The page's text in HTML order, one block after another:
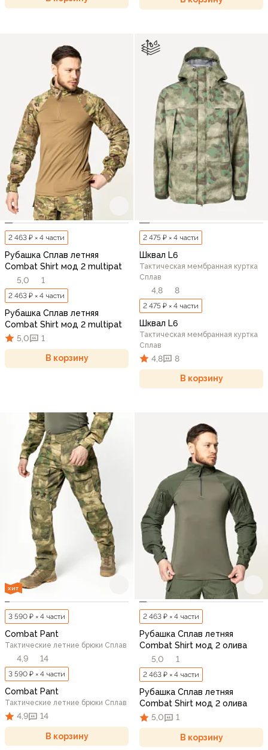
2 463 ₽ × 4 части
Рубашка Сплав летняя
Combat Shirt мод 2 multipat
5,0
1
2 463 ₽ × 4 части
Рубашка Сплав летняя
Combat Shirt мод 2 multipat
5,0
1
В корзину
2 475 ₽ × 4 части
Шквал L6
Тактическая мембранная куртка
Сплав
4,8 8
2 475 ₽ × 4 части
Шквал L6
Тактическая мембранная куртка
Сплав
4,8 8
В корзину
ХИТ
3 590 ₽ × 4 части
Combat Pant
Тактические летние брюки Сплав
4,9 14
3 590 ₽ × 4 части
Combat Pant
Тактические летние брюки Сплав
4,9 14
В корзину
2 463 ₽ × 4 части
Рубашка Сплав летняя
Combat Shirt мод 2 олива
5,0
1
2 463 ₽ × 4 части
Рубашка Сплав летняя
Combat Shirt мод 2 олива
5,0
1
В корзину